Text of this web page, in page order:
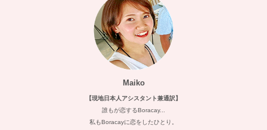
Maiko
【現地日本人アシスタント兼通訳】
誰もが恋するBoracay...
私もBoracayに恋をしたひとり。